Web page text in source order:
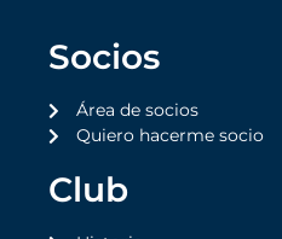
Socios
Área de socios
Quiero hacerme socio
Club